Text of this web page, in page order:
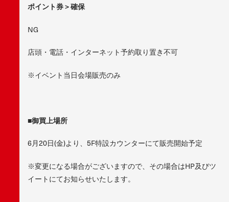
ポイント券＞確保
NG
店頭・電話・インターネット予約取り置き不可
※イベント当日会場販売のみ
■御買上場所
6月20日(金)より、5F特設カウンターにて販売開始予定
※変更になる場合がございますので、その場合はHP及びツ
イートにてお知らせいたします。